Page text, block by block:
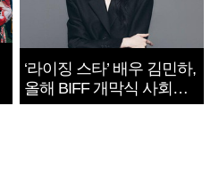
‘라이징 스타’ 배우 김민하,
올해 BIFF 개막식 사회자
확정